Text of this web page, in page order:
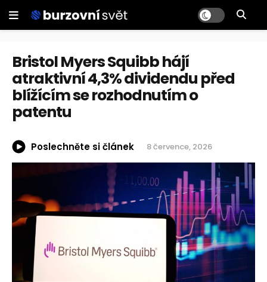
Bristol Myers Squibb hájí
atraktivní 4,3% dividendu před
blížícím se rozhodnutím o
patentu
Poslechněte si článek 8 července, 2026